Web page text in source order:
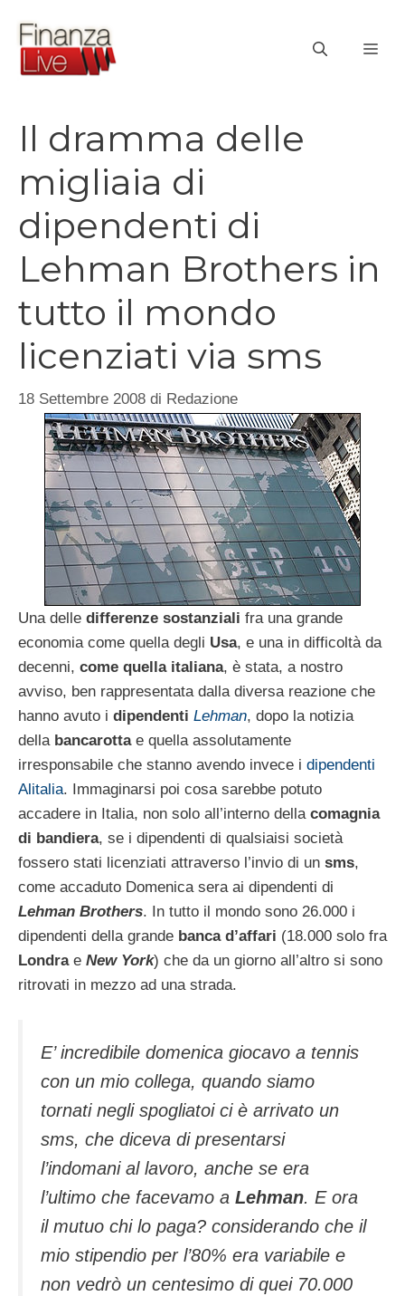
contenuto
Il dramma delle
migliaia di
dipendenti di
Lehman Brothers in
tutto il mondo
licenziati via sms
18 Settembre 2008 di Redazione
Una delle differenze sostanziali fra una grande
economia come quella degli Usa, e una in difficoltà da
decenni, come quella italiana, è stata, a nostro
avviso, ben rappresentata dalla diversa reazione che
hanno avuto i dipendenti Lehman, dopo la notizia
della bancarotta e quella assolutamente
irresponsabile che stanno avendo invece i dipendenti
Alitalia. Immaginarsi poi cosa sarebbe potuto
accadere in Italia, non solo all’interno della comagnia
di bandiera, se i dipendenti di qualsiaisi società
fossero stati licenziati attraverso l’invio di un sms,
come accaduto Domenica sera ai dipendenti di
Lehman Brothers. In tutto il mondo sono 26.000 i
dipendenti della grande banca d’affari (18.000 solo fra
Londrae New York) che da un giorno all’altro si sono
ritrovati in mezzo ad una strada.
E’ incredibile domenica giocavo a tennis
con un mio collega, quando siamo
tornati negli spogliatoi ci è arrivato un
sms, che diceva di presentarsi
l’indomani al lavoro, anche se era
l’ultimo che facevamo a Lehman. E ora
il mutuo chi lo paga? considerando che il
mio stipendio per l’80% era variabile e
non vedrò un centesimo di quei 70.000